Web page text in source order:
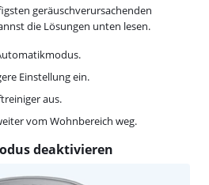
geräuschverursachenden
die Lösungen unten lesen.
Einstellung ein.
aus.
vom Wohnbereich weg.
deaktivieren